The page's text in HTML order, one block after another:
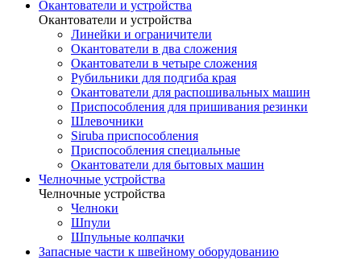
Окантователи и устройства
Окантователи и устройства
Линейки и ограничители
Окантователи в два сложения
Окантователи в четыре сложения
Рубильники для подгиба края
Окантователи для распошивальных машин
Приспособления для пришивания резинки
Шлевочники
Siruba приспособления
Приспособления специальные
Окантователи для бытовых машин
Челночные устройства
Челночные устройства
Челноки
Шпули
Шпульные колпачки
Запасные части к швейному оборудованию